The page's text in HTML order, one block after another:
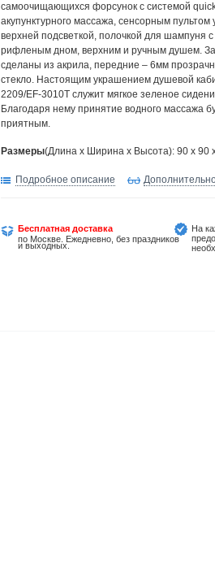
самоочищающихся форсунок c системой
акупунктурного массажа, сенсорным пультом
верхней подсветкой, полочкой для шампуня
рифленым дном, верхним и ручным душем.
сделаны из акрила, передние – 6мм
стекло. Настоящим украшением душевой
2209/EF-3010T служит мягкое зеленое
Благодаря нему принятие водного массажа
приятным.
Размеры(Длина х Ширина х Высота): 90 x 90
Подробное описание
Бесплатная доставка
по Москве. Ежедневно, без праздников
и выходных.
На